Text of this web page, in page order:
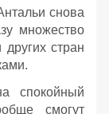
снова
множество
стран
спокойный
смогут